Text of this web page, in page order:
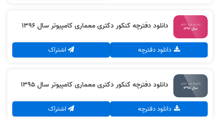
دانلود دفترچه کنکور دکتری معماری کامپیوتر سال 1396
دانلود دفترچه اشتراک
دانلود دفترچه کنکور دکتری معماری کامپیوتر سال 1395
دانلود دفترچه اشتراک